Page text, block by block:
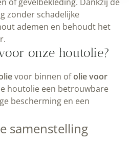
zonder schadelijke
ademen en behoudt het
onze houtolie?
voor binnen ofolie voor
houtolie een betrouwbare
bescherming en een
samenstelling